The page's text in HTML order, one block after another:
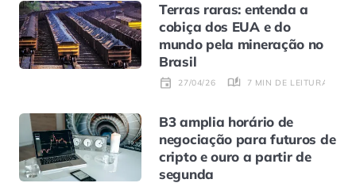
Terras raras: entenda a
cobiça dos EUA e do
mundo pela mineração no
Brasil
27/04/26 7 MIN DE LEITURA
B3 amplia horário de
negociação para futuros de
cripto e ouro a partir de
segunda